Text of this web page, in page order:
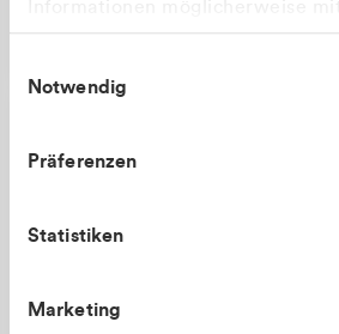
gesammelt haben.
Notwendig
Präferenzen
Statistiken
Marketing